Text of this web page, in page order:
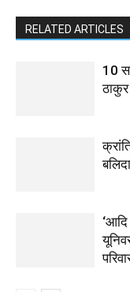
RELATED ARTICLES
10
ठाकुर